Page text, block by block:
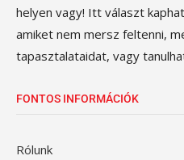
helyen vagy! Itt választ
amiket nem mersz feltenni,
tapasztalataidat, vagy
FONTOS INFORMÁCIÓK
Rólunk